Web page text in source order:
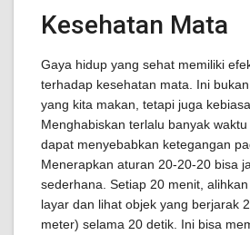
Kesehatan Mata
Gaya hidup yang sehat memiliki
terhadap kesehatan mata. Ini
yang kita makan, tetapi juga
Menghabiskan terlalu banyak
dapat menyebabkan ketegangan
Menerapkan aturan 20-20-20 bisa
sederhana. Setiap 20 menit,
layar dan lihat objek yang berjarak
meter) selama 20 detik. Ini bisa